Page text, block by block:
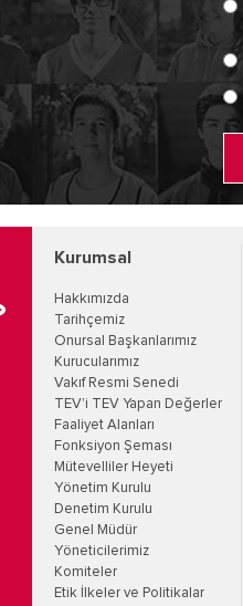
Kurumsal
Hakkımızda
Tarihçemiz
Onursal Başkanlarımız
Kurucularımız
Vakıf Resmi Senedi
TEV'i TEV Yapan Değerler
Faaliyet Alanları
Fonksiyon Şeması
Mütevelliler Heyeti
Yönetim Kurulu
Denetim Kurulu
Genel Müdür
Yöneticilerimiz
Komiteler
Etik İlkeler ve Politikalar